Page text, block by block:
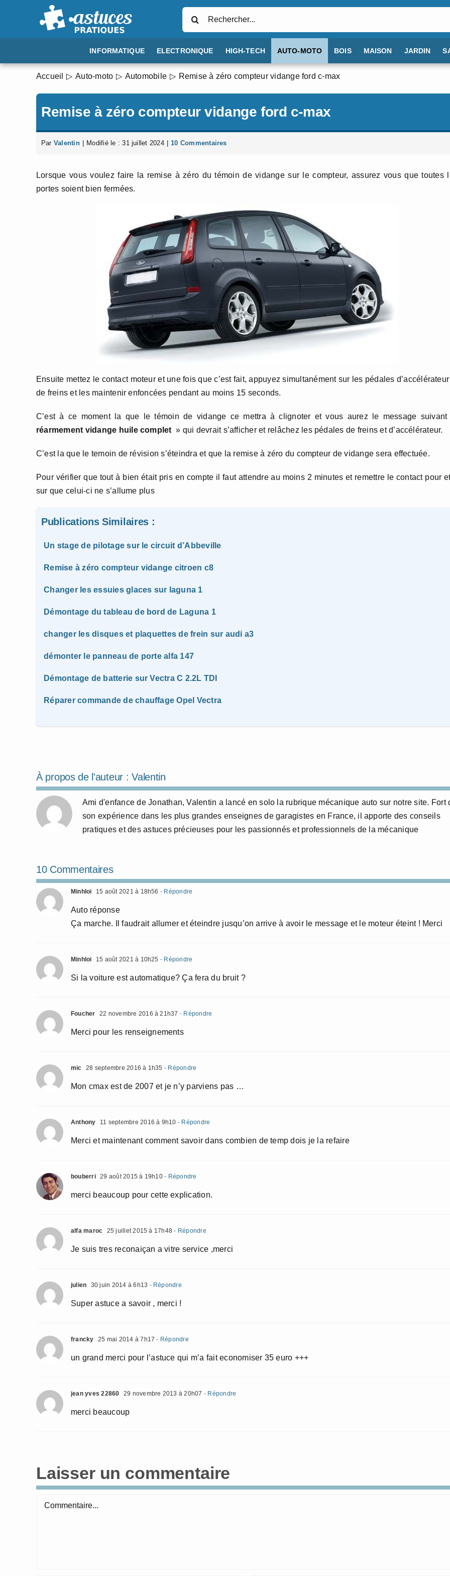
INFORMATIQUE ELECTRONIQUE HIGH-TECH AUTO-MOTO BOIS MAISON JARDIN
Accueil Auto-moto Automobile Remise à zéro compteur vidange ford c-max
Remise à zéro compteur vidange ford c-max
Par Valentin Modifié le : 31 juillet 2024 10 Commentaires
Lorsque vous voulez faire la remise à zéro du témoin de vidange sur le compteur, assurez vous que toutes
portes soient bien fermées.
Ensuite mettez le contact moteur et une fois que c’est fait, appuyez simultanément sur les pédales
de freins et les maintenir enfoncées pendant au moins 15 seconds.
C’est à ce moment la que le témoin de vidange ce mettra à clignoter et vous aurez le message
réarmement vidange huile complet » qui devrait s’afficher et relâchez les pédales de freins et d’accélérateur.
C’est la que le temoin de révision s’éteindra et que la remise à zéro du compteur de vidange sera effectuée.
Pour vérifier que tout à bien était pris en compte il faut attendre au moins 2 minutes et remettre le contact pour
sur que celui-ci ne s’allume plus
Publications Similaires :
Un stage de pilotage sur le circuit d’Abbeville
Remise à zéro compteur vidange citroen c8
Changer les essuies glaces sur laguna 1
Démontage du tableau de bord de Laguna 1
changer les disques et plaquettes de frein sur audi a3
démonter le panneau de porte alfa 147
Démontage de batterie sur Vectra C 2.2L TDI
Réparer commande de chauffage Opel Vectra
À propos de l'auteur :Valentin
Ami d'enfance de Jonathan, Valentin a lancé en solo la rubrique mécanique auto sur notre site. Fort
son expérience dans les plus grandes enseignes de garagistes en France, il apporte des conseils
pratiques et des astuces précieuses pour les passionnés et professionnels de la mécanique
10 Commentaires
Minhloi 15 août 2021 à 18h56 - Répondre
Auto réponse
Ça marche. Il faudrait allumer et éteindre jusqu’on arrive à avoir le message et le moteur éteint ! Merci
Minhloi 15 août 2021 à 10h25 - Répondre
Si la voiture est automatique? Ça fera du bruit ?
Foucher 22 novembre 2016 à 21h37 - Répondre
Merci pour les renseignements
mic 28 septembre 2016 à 1h35 - Répondre
Mon cmax est de 2007 et je n’y parviens pas …
Anthony 11 septembre 2016 à 9h10 - Répondre
Merci et maintenant comment savoir dans combien de temp dois je la refaire
bouberri 29 août 2015 à 19h10- Répondre
merci beaucoup pour cette explication.
alfa maroc 25 juillet 2015 à 17h48 - Répondre
Je suis tres reconaiçan a vitre service ,merci
julien 30 juin 2014 à 6h13 - Répondre
Super astuce a savoir , merci !
francky 25 mai 2014 à 7h17 - Répondre
un grand merci pour l’astuce qui m’a fait economiser 35 euro +++
jean yves 22860 29 novembre 2013 à 20h07 - Répondre
merci beaucoup
Laisser un commentaire
Commentaire